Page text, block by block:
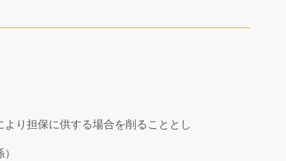
り担保に供する場合を削ることとし